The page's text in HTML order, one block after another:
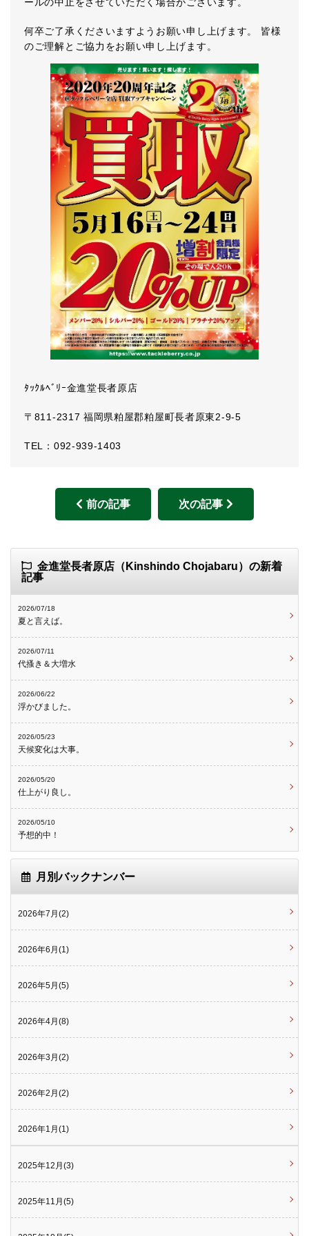
何卒ご了承くださいますようお願い申し上げます。 皆様
のご理解とご協力をお願い申し上げます。
ﾀｯｸﾙﾍﾞﾘｰ金進堂長者原店
〒811-2317 福岡県粕屋郡粕屋町長者原東2-9-5
TEL：092-939-1403
前の記事 次の記事
金進堂長者原店（Kinshindo Chojabaru）の新着
記事
2026/07/18
夏と言えば。
2026/07/11
代搔き＆大増水
2026/06/22
浮かびました。
2026/05/23
天候変化は大事。
2026/05/20
仕上がり良し。
2026/05/10
予想的中！
月別バックナンバー
2026年7月(2)
2026年6月(1)
2026年5月(5)
2026年4月(8)
2026年3月(2)
2026年2月(2)
2026年1月(1)
2025年12月(3)
2025年11月(5)